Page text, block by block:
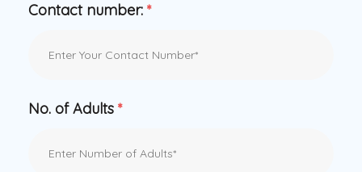
Contact number: *
No. of Adults *